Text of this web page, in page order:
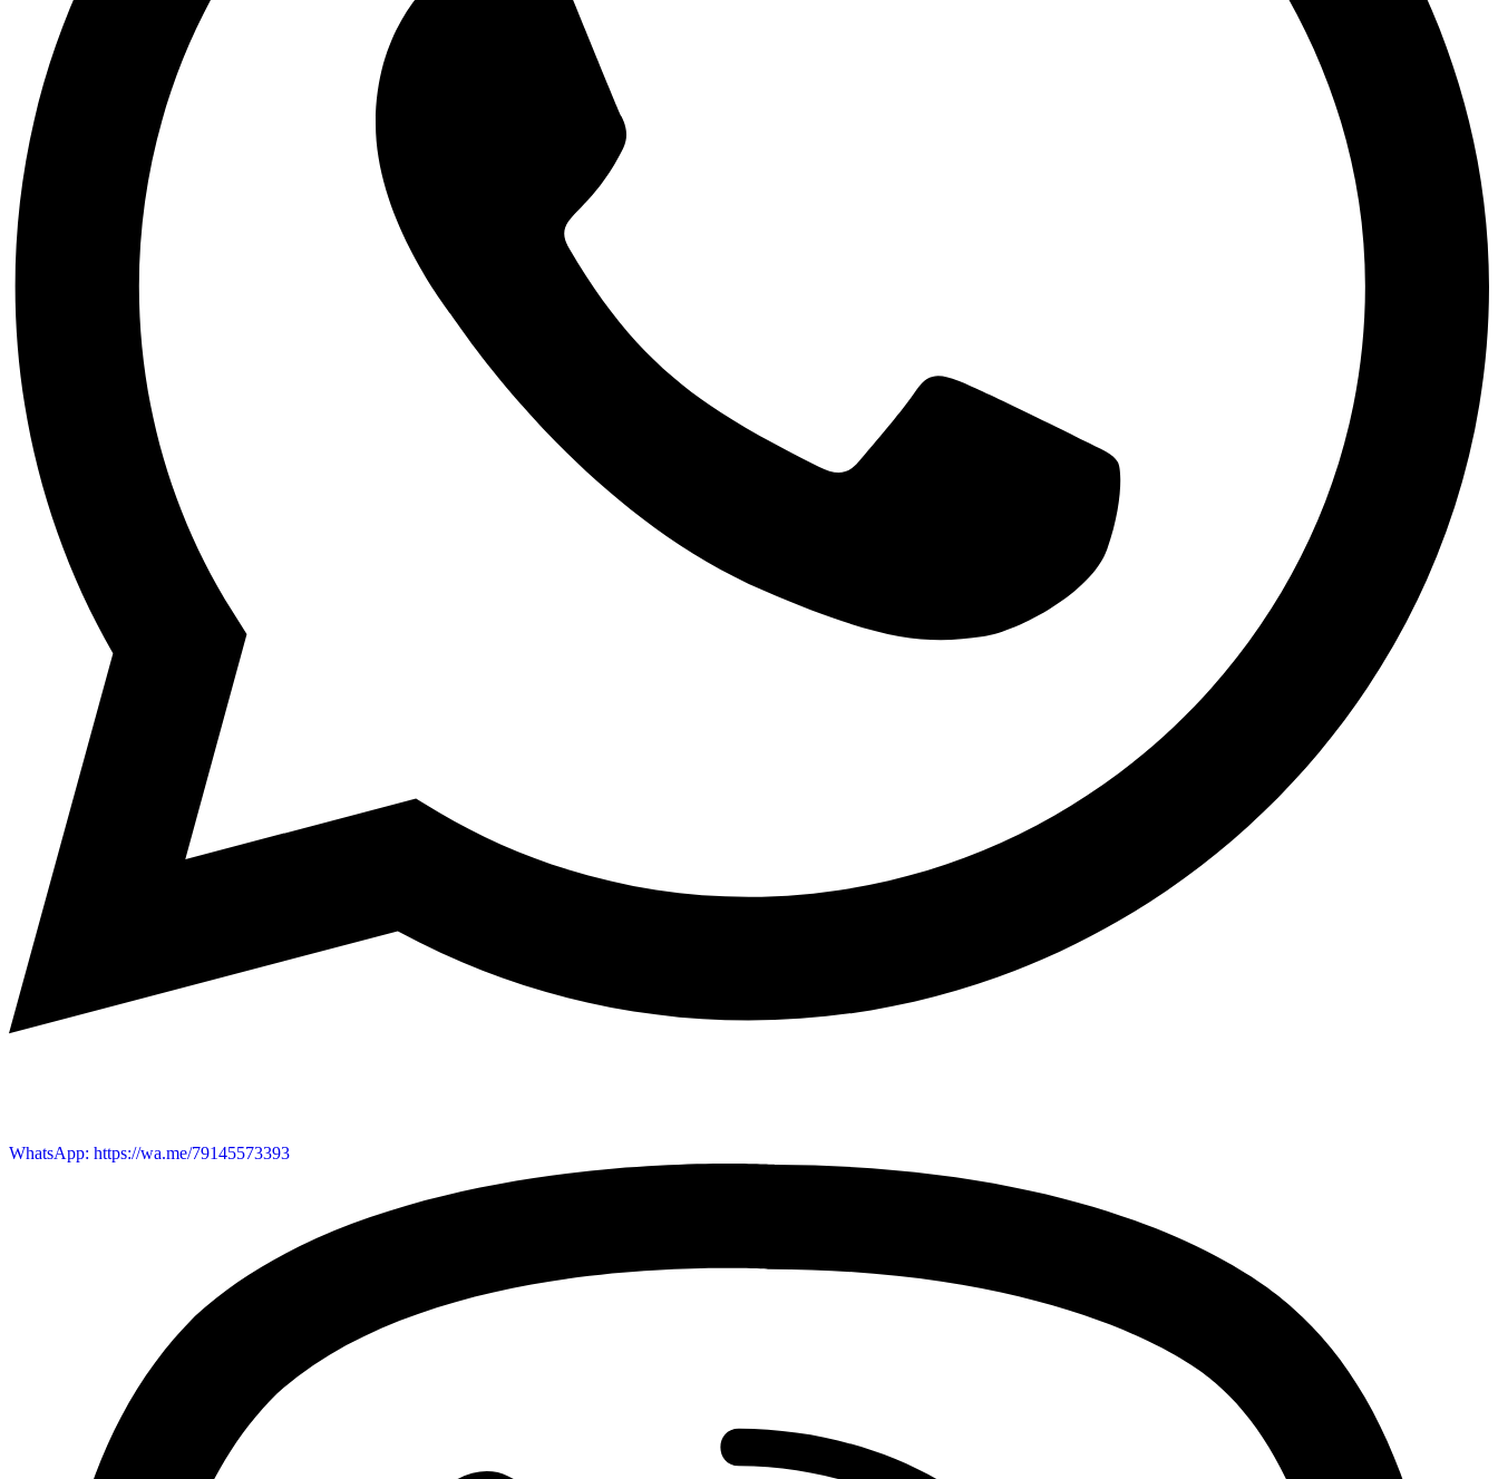
WhatsApp: https://wa.me/79145573393